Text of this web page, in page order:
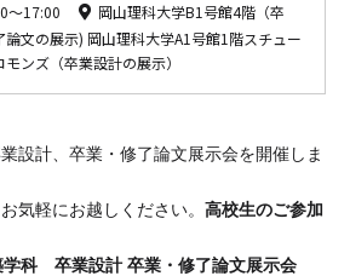
〜17:00
岡山理科大学B1号館4階（卒
論文の展示) 岡山理科大学A1号館1階スチュー
モンズ（卒業設計の展示）
設計、卒業・修了論文展示会を開催しま
気軽にお越しください。 高校生のご参加
科 卒業設計 卒業・修了論文展示会